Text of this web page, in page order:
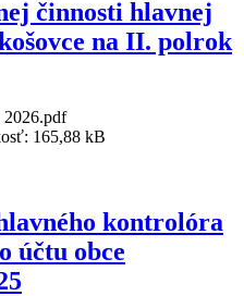
činnosti hlavnej
na II. polrok
165,88 kB
kontrolóra
účtu obce